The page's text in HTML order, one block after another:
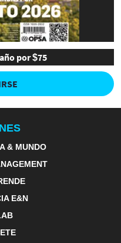
por $75
& MUNDO
E&N